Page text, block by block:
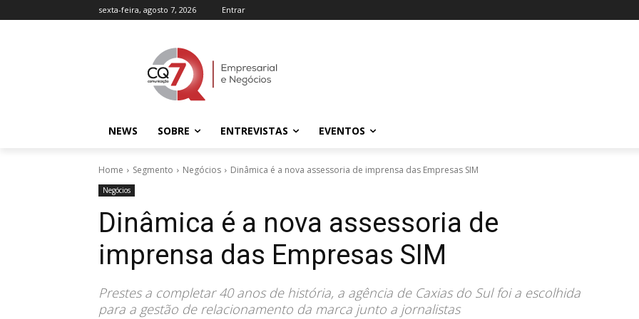
sexta-feira, agosto 7, 2026 Entrar
NEWS SOBRE ENTREVISTAS EVENTOS
Home Segmento Negócios Dinâmica é a nova assessoria de imprensa das Empresas SIM
Negócios
Dinâmica é a nova assessoria de
imprensa das Empresas SIM
Prestes a completar 40 anos de história, a agência de Caxias do Sul foi a escolhida
para a gestão de relacionamento da marca junto a jornalistas